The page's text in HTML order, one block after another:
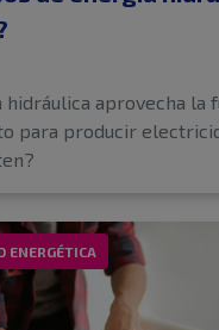
hidráulica aprovecha la
para producir
ENERGÉTICA